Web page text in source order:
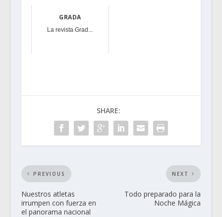
Rosa López Case...
GRADA
La revista Grad...
SHARE:
PREVIOUS
Nuestros atletas
irrumpen con fuerza en
el panorama nacional
NEXT
Todo preparado para la
Noche Mágica